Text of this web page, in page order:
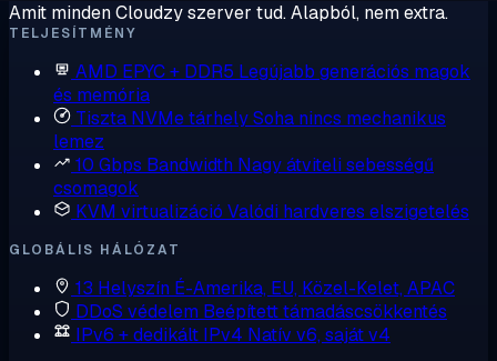
Amit minden Cloudzy szerver tud. Alapból, nem extra.
TELJESÍTMÉNY
AMD EPYC + DDR5 Legújabb generációs magok
és memória
Tiszta NVMe tárhelySoha nincs mechanikus
lemez
10 Gbps Bandwidth Nagy átviteli sebességű
csomagok
KVM virtualizáció Valódi hardveres elszigetelés
GLOBÁLIS HÁLÓZAT
13 Helyszín É-Amerika, EU, Közel-Kelet, APAC
DDoS védelem Beépített támadáscsökkentés
IPv6 + dedikált IPv4 Natív v6, saját v4